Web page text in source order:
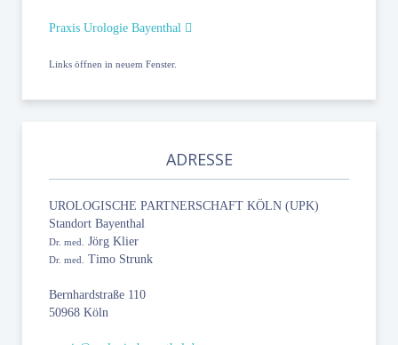
Praxis Urologie Bayenthal
Links öffnen in neuem Fenster.
ADRESSE
UROLOGISCHE PARTNERSCHAFT KÖLN (UPK)
Standort Bayenthal
Dr. med. Jörg Klier
Dr. med. Timo Strunk
Bernhardstraße 110
50968 Köln